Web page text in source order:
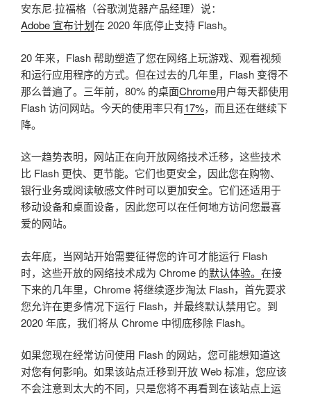
安东尼·拉福格（谷歌浏览器产品经理）说：
Adobe 宣布计划在 2020 年底停止支持 Flash。
20 年来，Flash 帮助塑造了您在网络上玩游戏、观看视频
和运行应用程序的方式。但在过去的几年里，Flash 变得不
那么普遍了。三年前，80% 的桌面Chrome用户每天都使用
Flash 访问网站。今天的使用率只有17%，而且还在继续下
降。
这一趋势表明，网站正在向开放网络技术迁移，这些技术
比 Flash 更快、更节能。它们也更安全，因此您在购物、
银行业务或阅读敏感文件时可以更加安全。它们还适用于
移动设备和桌面设备，因此您可以在任何地方访问您最喜
爱的网站。
去年底，当网站开始需要征得您的许可才能运行 Flash
时，这些开放的网络技术成为 Chrome 的默认体验。 在接
下来的几年里，Chrome 将继续逐步淘汰 Flash，首先要求
您允许在更多情况下运行 Flash，并最终默认禁用它。到
2020 年底，我们将从 Chrome 中彻底移除 Flash。
如果您现在经常访问使用 Flash 的网站，您可能想知道这
对您有何影响。如果该站点迁移到开放 Web 标准，您应该
不会注意到太大的不同，只是您将不再看到在该站点上运